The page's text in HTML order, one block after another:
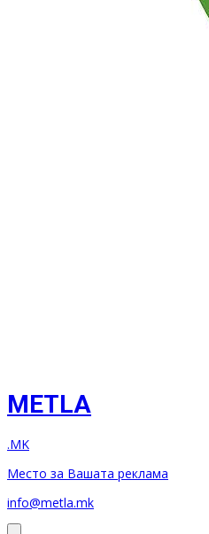
METLA
.MK
Место за Вашата реклама
info@metla.mk